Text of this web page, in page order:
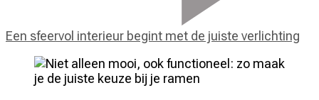
Een sfeervol interieur begint met de juiste verlichting